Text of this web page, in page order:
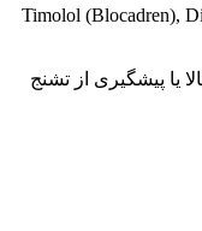
(Timolol (Blocadren),
یا پیشگیری از تشنج